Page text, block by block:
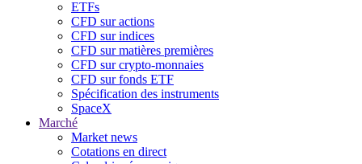
ETFs
CFD sur actions
CFD sur indices
CFD sur matières premières
CFD sur crypto-monnaies
CFD sur fonds ETF
Spécification des instruments
SpaceX
Marché
Market news
Cotations en direct